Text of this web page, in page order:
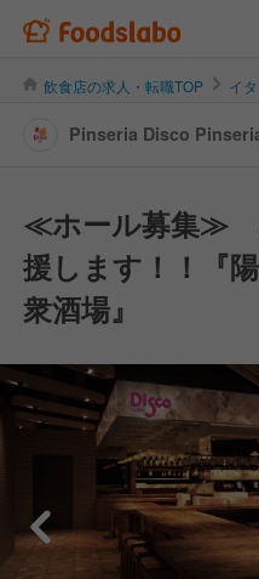
飲食店の求人・転職TOP イ
Pinseria Disco
≪ホール募集≫
援します！！『
衆酒場』